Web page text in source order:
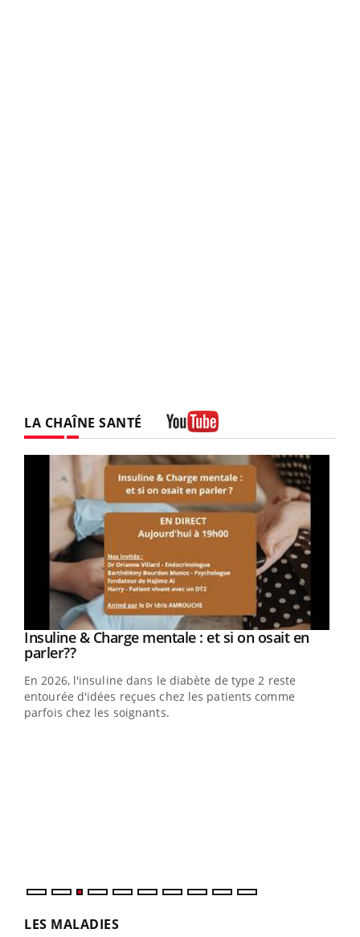
LA CHAÎNE SANTÉ
Youtube
Insuline & Charge mentale : et si on osait en
parler??Youtube
En 2026, l'insuline dans le diabète de type 2 reste
entourée d'idées reçues chez les patients comme
parfois chez les soignants.
LES MALADIES